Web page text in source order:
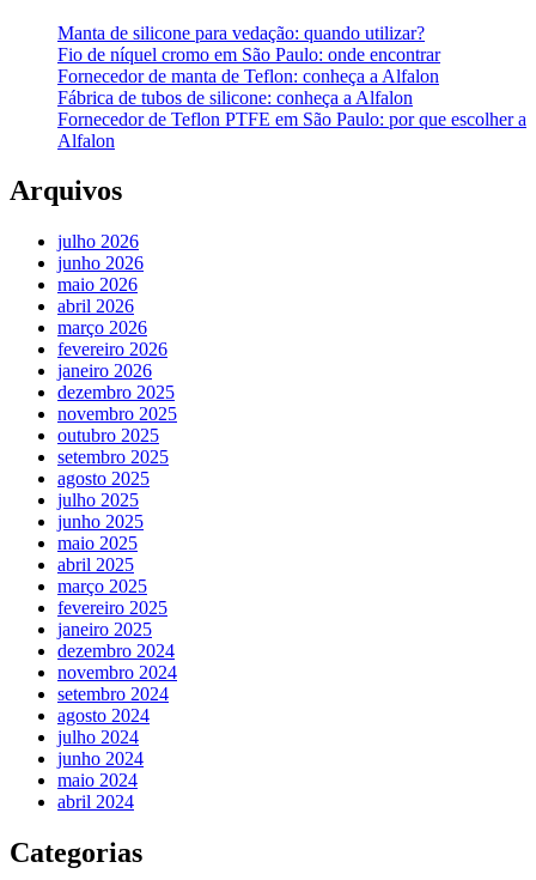
Manta de silicone para vedação: quando utilizar?
Fio de níquel cromo em São Paulo: onde encontrar
Fornecedor de manta de Teflon: conheça a Alfalon
Fábrica de tubos de silicone: conheça a Alfalon
Fornecedor de Teflon PTFE em São Paulo: por que escolher a
Alfalon
Arquivos
julho 2026
junho 2026
maio 2026
abril 2026
março 2026
fevereiro 2026
janeiro 2026
dezembro 2025
novembro 2025
outubro 2025
setembro 2025
agosto 2025
julho 2025
junho 2025
maio 2025
abril 2025
março 2025
fevereiro 2025
janeiro 2025
dezembro 2024
novembro 2024
setembro 2024
agosto 2024
julho 2024
junho 2024
maio 2024
abril 2024
Categorias